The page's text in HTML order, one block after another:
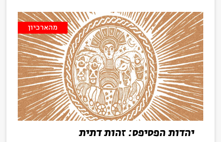
מהארכיון
יהדות הפסיפס: זהות דתית